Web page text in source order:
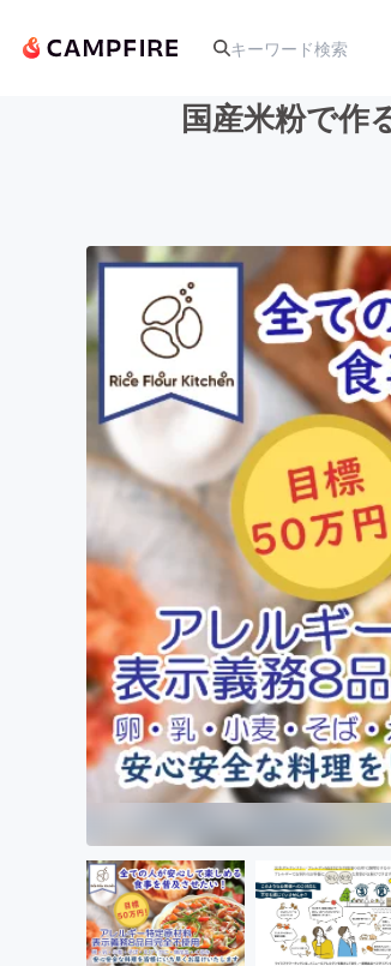
アート・写真
テクノロジー・ガ
映像・映画
ビジネス・起業
まちづくり・地域
国産米粉で作